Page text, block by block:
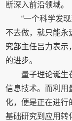
断深入前沿领域。
“一个科学发
不去做，就只能永
究部主任吕力表示
的进步。
量子理论诞生
信息技术。而利用
化，便是正在进行
基础研究到应用转